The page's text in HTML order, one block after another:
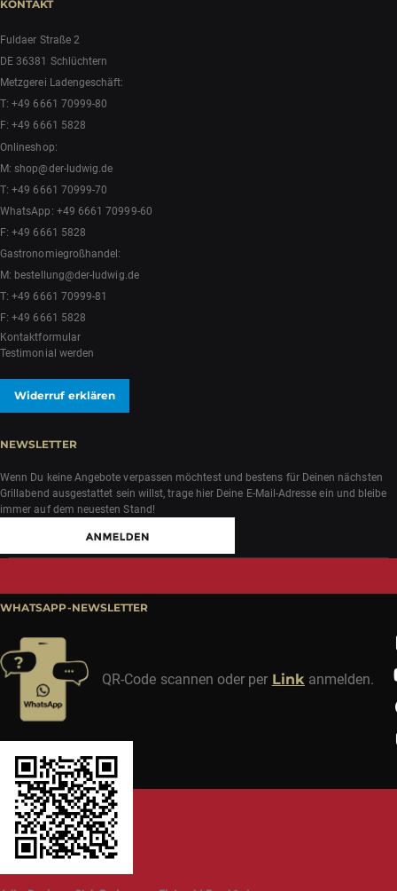
KONTAKT
Fuldaer Straße 2
DE 36381 Schlüchtern
Metzgerei Ladengeschäft:
T:+49 6661 70999-80
F: +49 6661 5828
Onlineshop:
M:shop@der-ludwig.de
T:+49 6661 70999-70
WhatsApp: +49 6661 70999-60
F: +49 6661 5828
Gastronomiegroßhandel:
M: bestellung@der-ludwig.de
T:+49 6661 70999-81
F: +49 6661 5828
Kontaktformular
Testimonial werden
Widerruf erklären
NEWSLETTER
Wenn Du keine Angebote verpassen möchtest und bestens für Deinen nächsten
Grillabend ausgestattet sein willst, trage hier Deine E-Mail-Adresse ein und bleibe
immer auf dem neuesten Stand!
WHATSAPP-NEWSLETTER
QR-Code scannen oder per Linkanmelden.